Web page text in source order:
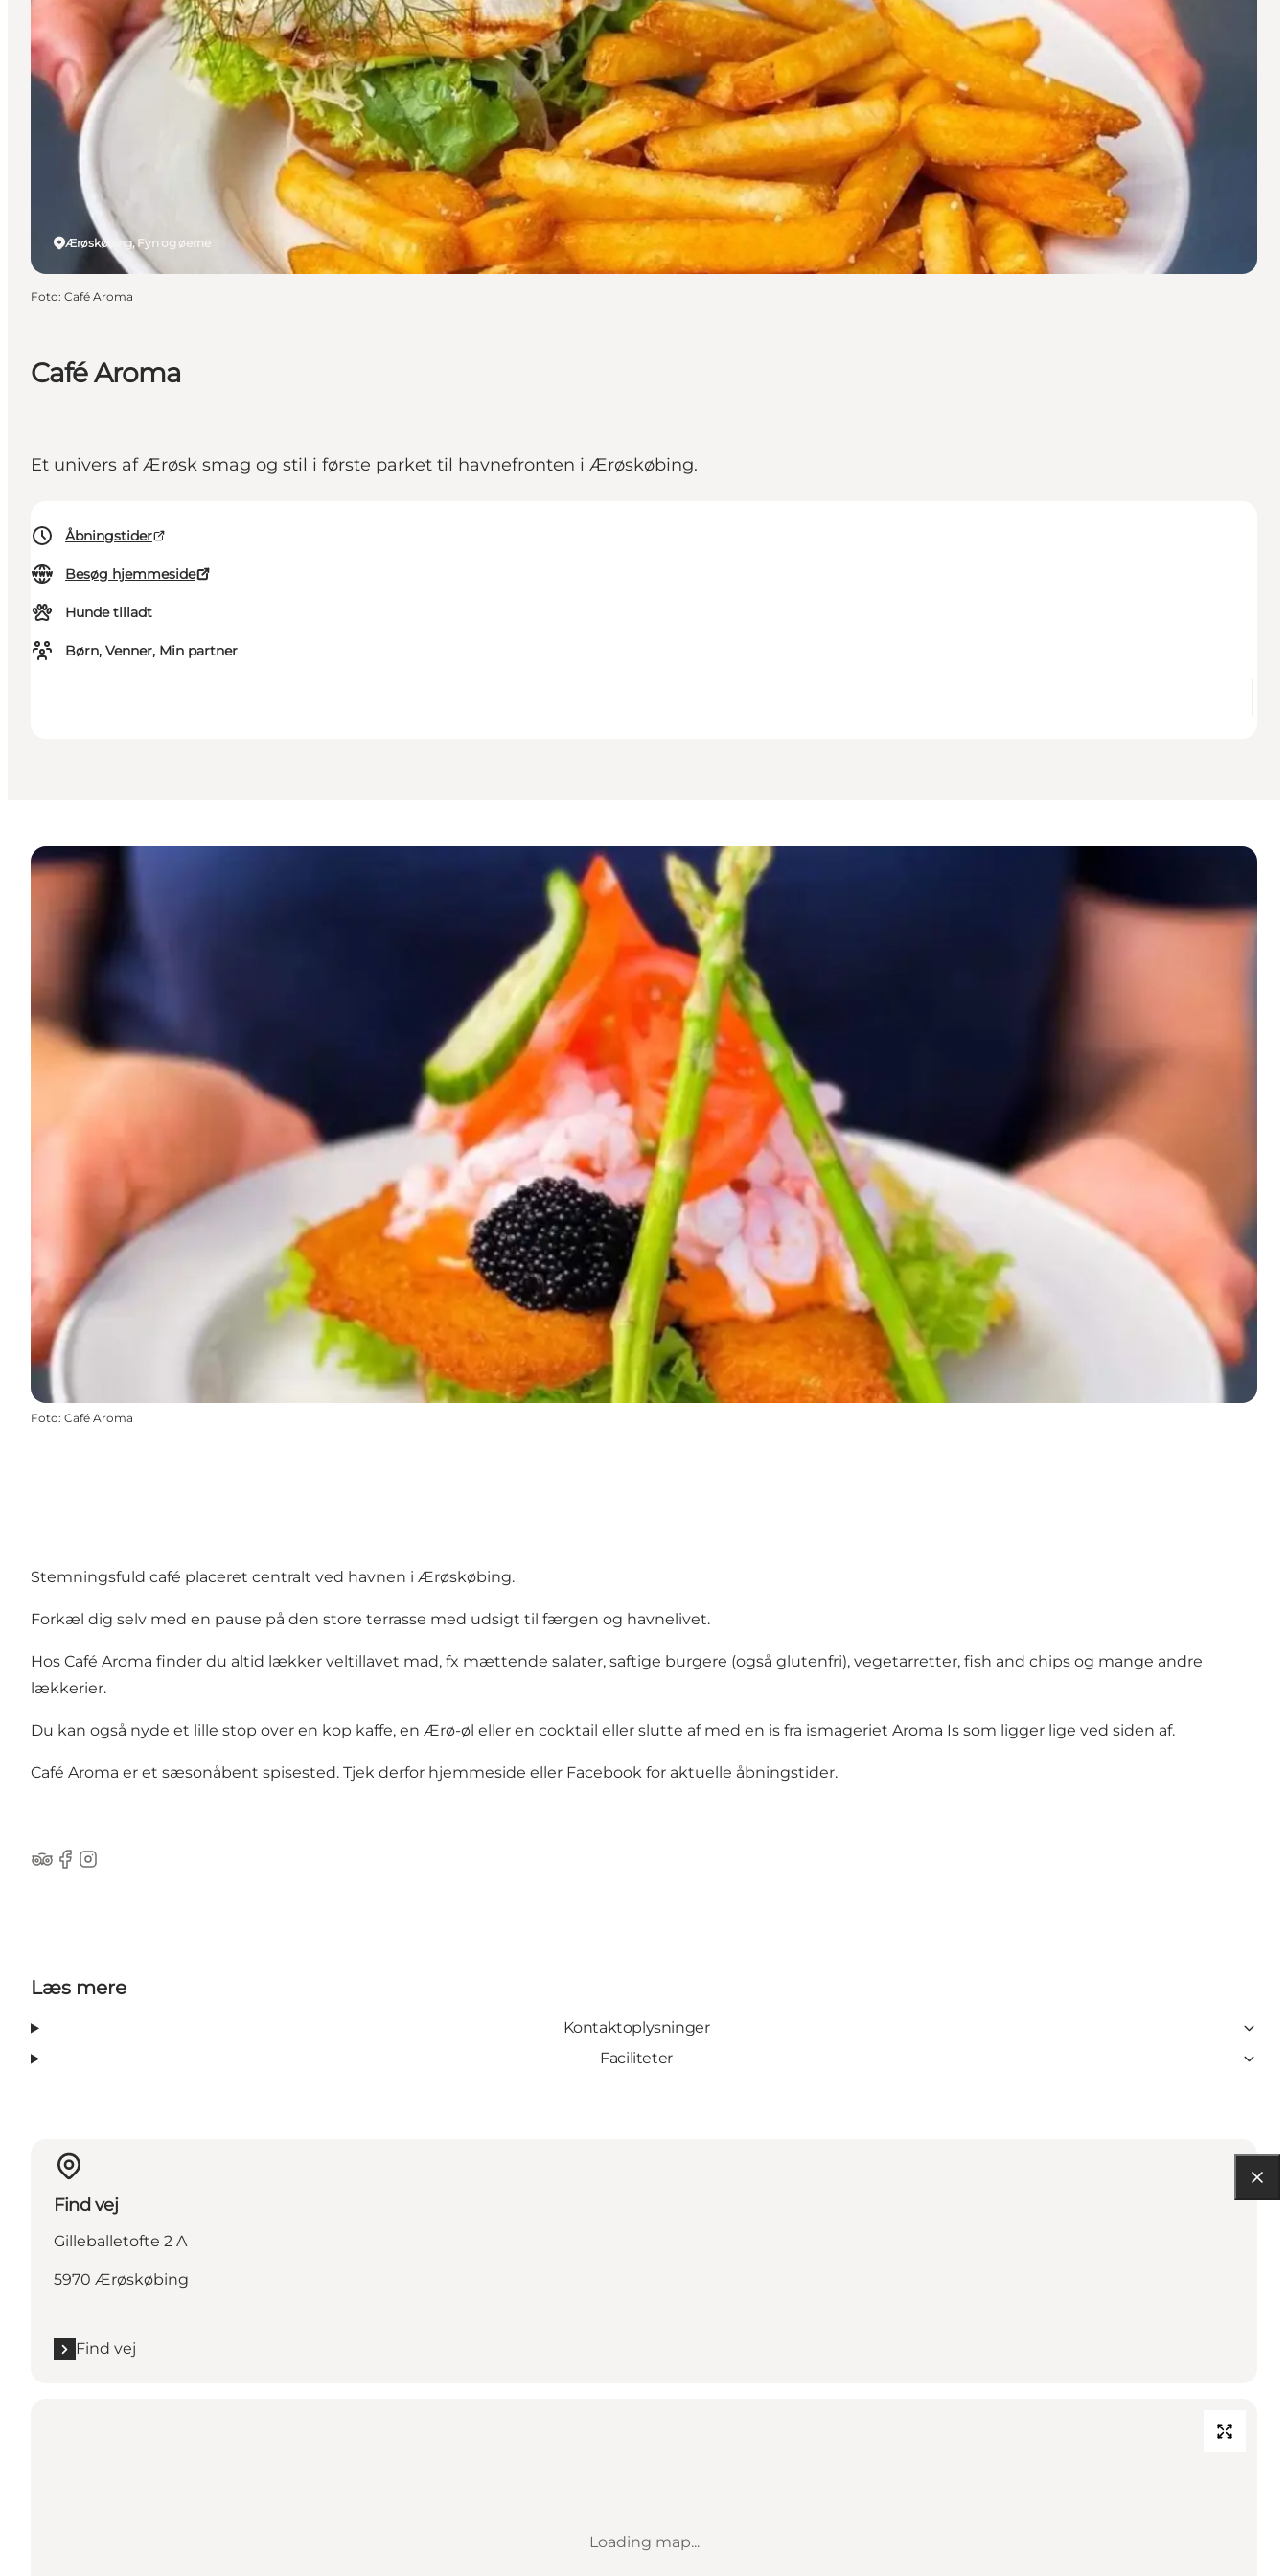
Café Aroma
Et univers af Ærøsk smag og stil i første parket til havnefronten i Ærøskøbing.
Åbningstider
Besøg hjemmeside
Hunde tilladt
Børn, Venner, Min partner
Ærøskøbing, Fyn og øerne
Foto: Café Aroma
Foto: Café Aroma
Stemningsfuld café placeret centralt ved havnen i Ærøskøbing.
Forkæl dig selv med en pause på den store terrasse med udsigt til færgen og havnelivet.
Hos Café Aroma finder du altid lækker veltillavet mad, fx mættende salater, saftige burgere (også glutenfri), vegetarretter, fish and chips og mange andre
lækkerier.
Du kan også nyde et lille stop over en kop kaffe, en Ærø-øl eller en cocktail eller slutte af med en is fra ismageriet Aroma Is som ligger lige ved siden af.
Café Aroma er et sæsonåbent spisested. Tjek derfor hjemmeside eller Facebook for aktuelle åbningstider.
Tripadvisor
Facebook
Instagram
Læs mere
Kontaktoplysninger
Faciliteter
Find vej
Gilleballetofte 2 A
5970 Ærøskøbing
Find vej
Loading map...